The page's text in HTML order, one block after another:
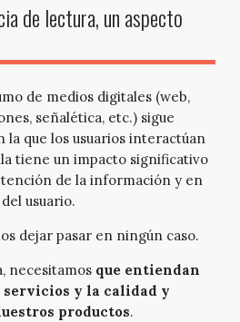
de lectura, un aspecto
de medios digitales (web,
señalética, etc.) sigue
la que los usuarios interactúan
tiene un impacto significativo
de la información y en
usuario.
dejar pasar en ningún caso.
necesitamos que entiendan
y la calidad y
productos.